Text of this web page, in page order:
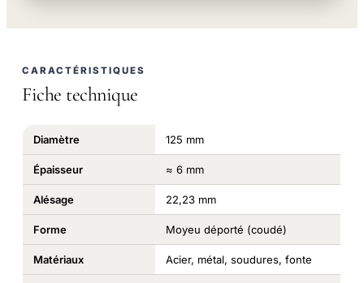
CARACTÉRISTIQUES
Fiche technique
Diamètre 125 mm
Épaisseur ≈ 6 mm
Alésage 22,23 mm
Forme Moyeu déporté (coudé)
Matériaux Acier, métal, soudures, fonte